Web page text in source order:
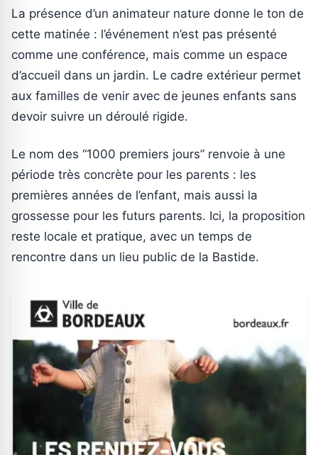
La présence d’un animateur nature donne le ton de
cette matinée : l’événement n’est pas présenté
comme une conférence, mais comme un espace
d’accueil dans un jardin. Le cadre extérieur permet
aux familles de venir avec de jeunes enfants sans
devoir suivre un déroulé rigide.
Le nom des “1000 premiers jours” renvoie à une
période très concrète pour les parents : les
premières années de l’enfant, mais aussi la
grossesse pour les futurs parents. Ici, la proposition
reste locale et pratique, avec un temps de
rencontre dans un lieu public de la Bastide.